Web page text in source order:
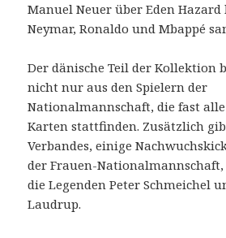
Manuel Neuer über Eden Hazard
Neymar, Ronaldo und Mbappé
Der dänische Teil der Kollektion
nicht nur aus den Spielern der
Nationalmannschaft, die fast
Karten stattfinden. Zusätzlich
Verbandes, einige
der Frauen-Nationalmannschaft,
die Legenden Peter Schmeichel
Laudrup.